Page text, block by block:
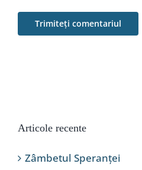
Articole recente
Zâmbetul Speranței